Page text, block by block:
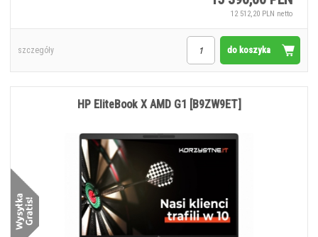
12 512,20 PLN netto
do koszyka
szczegóły
HP EliteBook X AMD G1 [B9ZW9ET]